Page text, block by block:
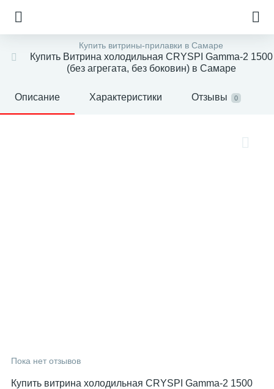
Купить витрины-прилавки в Самаре
Купить Витрина холодильная CRYSPI Gamma-2 1500
(без агрегата, без боковин) в Самаре
Описание Характеристики Отзывы 0
Пока нет отзывов
Купить витрина холодильная CRYSPI Gamma-2 1500